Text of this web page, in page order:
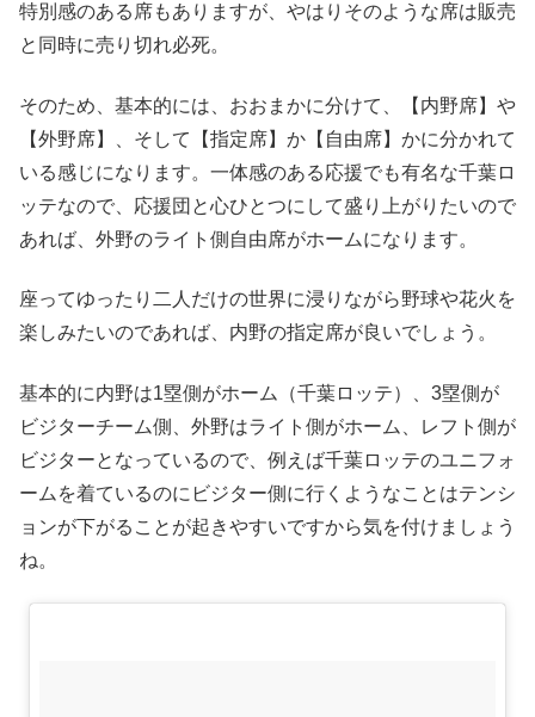
特別感のある席もありますが、やはりそのような席は販売
と同時に売り切れ必死。
そのため、基本的には、おおまかに分けて、【内野席】や
【外野席】、そして【指定席】か【自由席】かに分かれて
いる感じになります。一体感のある応援でも有名な千葉ロ
ッテなので、応援団と心ひとつにして盛り上がりたいので
あれば、外野のライト側自由席がホームになります。
座ってゆったり二人だけの世界に浸りながら野球や花火を
楽しみたいのであれば、内野の指定席が良いでしょう。
基本的に内野は1塁側がホーム（千葉ロッテ）、3塁側が
ビジターチーム側、外野はライト側がホーム、レフト側が
ビジターとなっているので、例えば千葉ロッテのユニフォ
ームを着ているのにビジター側に行くようなことはテンシ
ョンが下がることが起きやすいですから気を付けましょう
ね。